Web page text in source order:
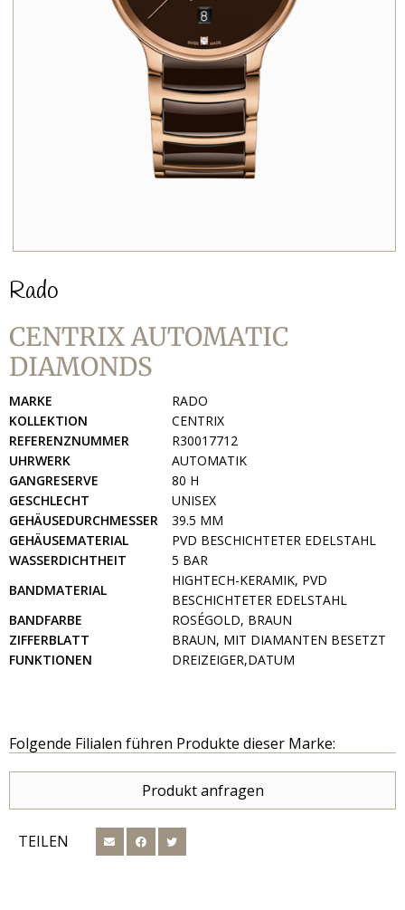
Rado
CENTRIX AUTOMATIC
DIAMONDS
MARKE
RADO
KOLLEKTION
CENTRIX
REFERENZNUMMER
R30017712
UHRWERK
AUTOMATIK
GANGRESERVE
80 H
GESCHLECHT
UNISEX
GEHÄUSEDURCHMESSER
39.5 MM
GEHÄUSEMATERIAL
PVD BESCHICHTETER EDELSTAHL
WASSERDICHTHEIT
5 BAR
BANDMATERIAL
HIGHTECH-KERAMIK, PVD
BESCHICHTETER EDELSTAHL
BANDFARBE
ROSÉGOLD, BRAUN
ZIFFERBLATT
BRAUN, MIT DIAMANTEN BESETZT
FUNKTIONEN
DREIZEIGER,DATUM
Folgende Filialen führen Produkte dieser Marke:
Produkt anfragen
TEILEN